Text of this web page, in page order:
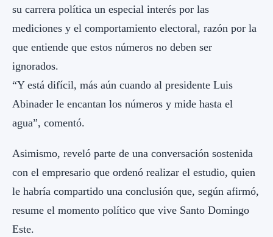
su carrera política un especial interés por las
mediciones y el comportamiento electoral, razón por la
que entiende que estos números no deben ser
ignorados.
“Y está difícil, más aún cuando al presidente Luis
Abinader le encantan los números y mide hasta el
agua”, comentó.
Asimismo, reveló parte de una conversación sostenida
con el empresario que ordenó realizar el estudio, quien
le habría compartido una conclusión que, según afirmó,
resume el momento político que vive Santo Domingo
Este.